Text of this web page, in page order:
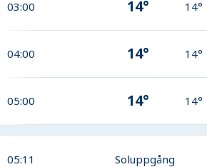
03:00 14° 14°
04:00 14° 14°
05:00 14° 14°
05:11 Soluppgång